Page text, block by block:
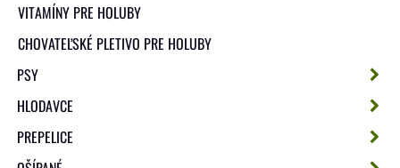
VITAMÍNY PRE HOLUBY
CHOVATEĽSKÉ PLETIVO PRE HOLUBY
PSY
HLODAVCE
PREPELICE